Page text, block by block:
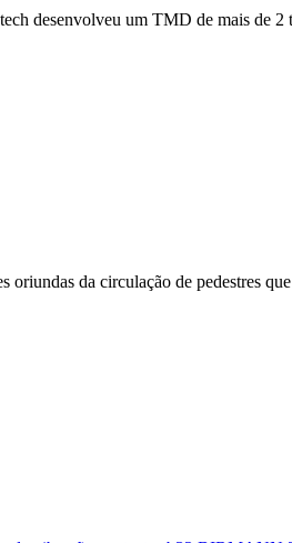
desenvolveu um TMD de mais de 2
da circulação de pedestres